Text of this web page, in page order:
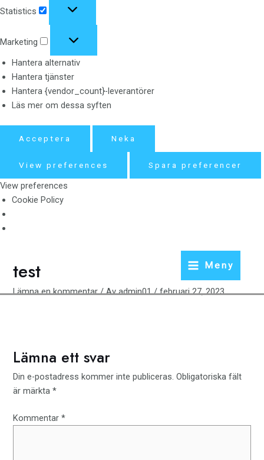
Statistics
Marketing
Hantera alternativ
Hantera tjänster
Hantera {vendor_count}-leverantörer
Läs mer om dessa syften
Acceptera Neka
View preferences Spara preferencer
View preferences
Cookie Policy
Menu
Meny
test
Lämna en kommentar / Av admin01 /februari 27, 2023
Lämna ett svar
Din e-postadress kommer inte publiceras. Obligatoriska fält
är märkta*
Kommentar*